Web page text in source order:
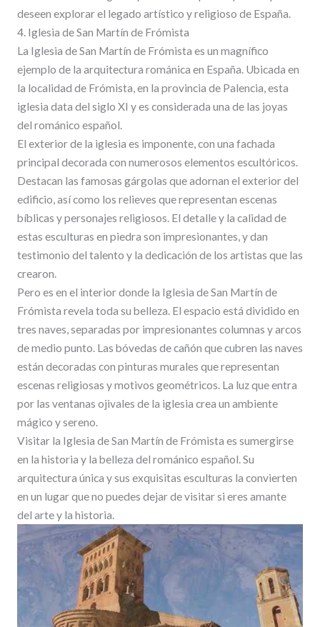
deseen explorar el legado artístico y religioso de España.
4. Iglesia de San Martín de Frómista
La Iglesia de San Martín de Frómista es un magnífico
ejemplo de la arquitectura románica en España. Ubicada en
la localidad de Frómista, en la provincia de Palencia, esta
iglesia data del siglo XI y es considerada una de las joyas
del románico español.
El exterior de la iglesia es imponente, con una fachada
principal decorada con numerosos elementos escultóricos.
Destacan las famosas gárgolas que adornan el exterior del
edificio, así como los relieves que representan escenas
bíblicas y personajes religiosos. El detalle y la calidad de
estas esculturas en piedra son impresionantes, y dan
testimonio del talento y la dedicación de los artistas que las
crearon.
Pero es en el interior donde la Iglesia de San Martín de
Frómista revela toda su belleza. El espacio está dividido en
tres naves, separadas por impresionantes columnas y arcos
de medio punto. Las bóvedas de cañón que cubren las naves
están decoradas con pinturas murales que representan
escenas religiosas y motivos geométricos. La luz que entra
por las ventanas ojivales de la iglesia crea un ambiente
mágico y sereno.
Visitar la Iglesia de San Martín de Frómista es sumergirse
en la historia y la belleza del románico español. Su
arquitectura única y sus exquisitas esculturas la convierten
en un lugar que no puedes dejar de visitar si eres amante
del arte y la historia.